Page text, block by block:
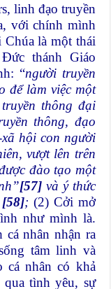
linh đạo truyền
với chính mình
là một thái
thánh Giáo
“người truyền
để làm việc một
thông đại
thông, đạo
hội con người
vượt lên trên
đào tạo một
[57] và ý thức
[58]; (2) Cởi mở
như mình là.
nhân nhận ra
tâm linh và
cá nhân có khả
qua tình yêu, sự